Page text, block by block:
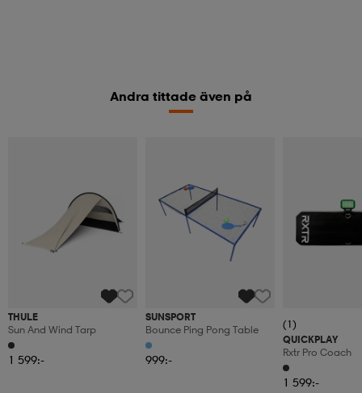
Andra tittade även på
THULE
Sun And Wind Tarp
1 599:-
SUNSPORT
Bounce Ping Pong Table
999:-
(1)
QUICKPLAY
Rxtr Pro Coach
1 599:-